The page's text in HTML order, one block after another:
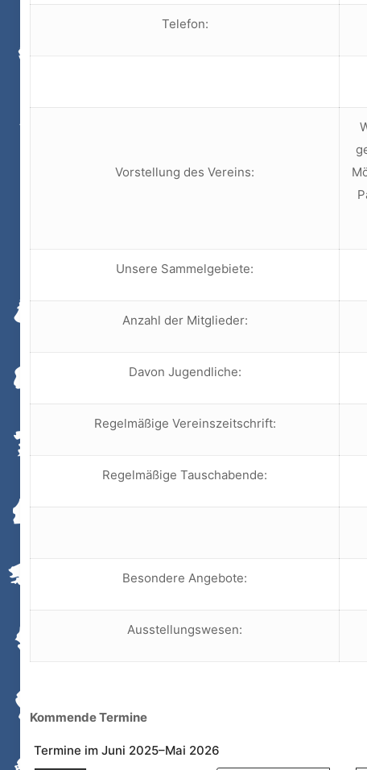
Telefon:
Vorstellung des Vereins:
Unsere Sammelgebiete:
Anzahl der Mitglieder:
Davon Jugendliche:
Regelmäßige Vereinszeitschrift:
Regelmäßige Tauschabende:
Besondere Angebote:
Ausstellungswesen:
Kommende Termine
Termine im Juni 2025–Mai 2026